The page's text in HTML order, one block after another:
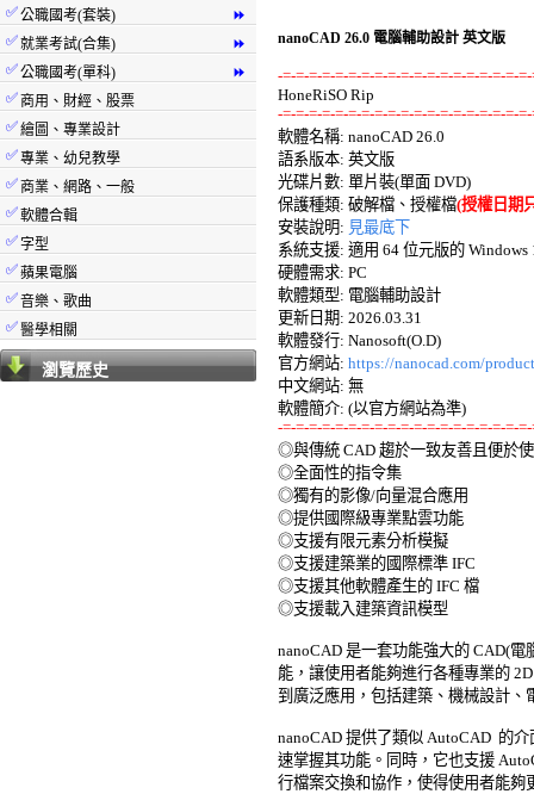
⏩
✅公職國考(套裝)
⏩
✅就業考試(合集)
⏩
✅公職國考(單科)
✅ 商用、財經、股票
✅繪圖、專業設計
✅專業、幼兒教學
✅ 商業、網路、一般
✅軟體合輯
✅字型
✅蘋果電腦
✅音樂、歌曲
✅醫學相關
瀏覽歷史
nanoCAD 26.0 電腦輔助設計 英文版
-=-=-=-=-=-=-=-=-=-=-=-=-=-=-=-=-=-=-
-=-=-=-=-=-=-=-=-=-=-=-=-=-=-=-=-=-=-
軟體名稱: nanoCAD 26.0
語系版本: 英文版
光碟片數: 單片裝(單面 DVD)
保護種類: 破解檔、授權檔(授權日期
安裝說明: 見最底下
系統支援: 適用 64 位元版的
硬體需求: PC
軟體類型: 電腦輔助設計
更新日期: 2026.03.31
軟體發行: Nanosoft(O.D)
官方網站: https://nanocad.com/
中文網站: 無
-=-=-=-=-=-=-=-=-=-=-=-=-=-=-=-=-=-=-
◎與傳統 CAD 趨於一致友善且便於
◎全面性的指令集
◎獨有的影像/向量混合應用
◎提供國際級專業點雲功能
◎支援有限元素分析模擬
◎支援建築業的國際標準 IFC
◎支援其他軟體產生的 IFC 檔
◎支援載入建築資訊模型
nanoCAD 是一套功能強大的 CAD(
能，讓使用者能夠進行各種專業的
到廣泛應用，包括建築、機械設計、
nanoCAD 提供了類似 AutoCAD  的
速掌握其功能。同時，它也支援
行檔案交換和協作，使得使用者能